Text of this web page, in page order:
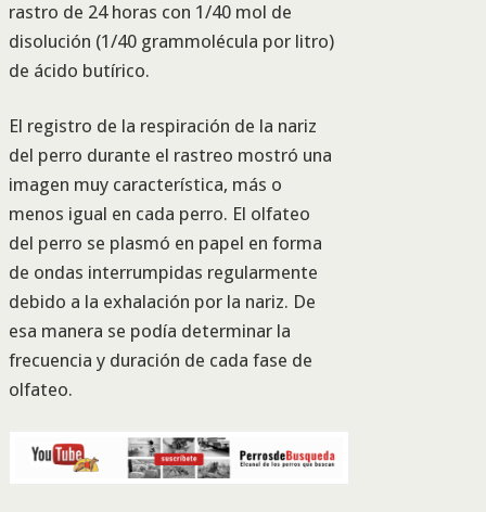
rastro de 24 horas con 1/40 mol de
disolución (1/40 grammolécula por litro)
de ácido butírico.
El registro de la respiración de la nariz
del perro durante el rastreo mostró una
imagen muy característica, más o
menos igual en cada perro. El olfateo
del perro se plasmó en papel en forma
de ondas interrumpidas regularmente
debido a la exhalación por la nariz. De
esa manera se podía determinar la
frecuencia y duración de cada fase de
olfateo.